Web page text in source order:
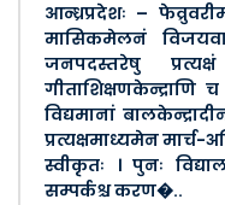
आन्ध्रप्रदेशः –
मासिकमेलनं
जनपदस्तरेषु प्रत्यक्षं
विद्यमानां
प्रत्यक्षमाध्यमेन मार्च-
स्वीकृतः । पुनः
सम्पर्कश्च करण�..